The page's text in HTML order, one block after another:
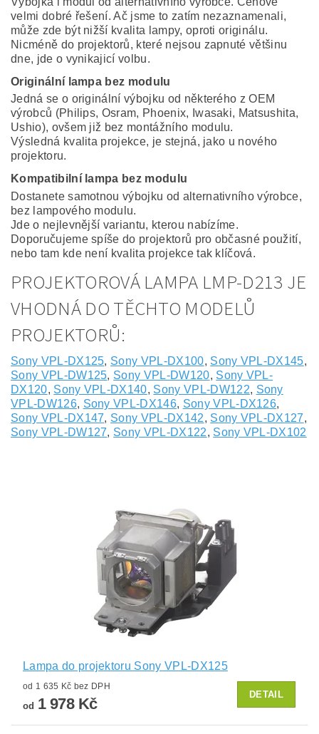
velmi dobré řešení. Ač jsme to zatím nezaznamenali,
může zde být nižší kvalita lampy, oproti originálu.
Nicméně do projektorů, které nejsou zapnuté většinu
dne, jde o vynikajicí volbu.
Originální lampa bez modulu
Jedná se o originální výbojku od některého z OEM
výrobců (Philips, Osram, Phoenix, Iwasaki, Matsushita,
Ushio), ovšem již bez montážního modulu.
Výsledná kvalita projekce, je stejná, jako u nového
projektoru.
Kompatibilní lampa bez modulu
Dostanete samotnou výbojku od alternativního výrobce,
bez lampového modulu.
Jde o nejlevnější variantu, kterou nabízíme.
Doporučujeme spíše do projektorů pro občasné použití,
nebo tam kde není kvalita projekce tak klíčová.
PROJEKTOROVÁ LAMPA LMP-D213 JE
VHODNÁ DO TĚCHTO MODELŮ
PROJEKTORŮ:
Sony VPL-DX125, Sony VPL-DX100, Sony VPL-DX145,
Sony VPL-DW125, Sony VPL-DW120, Sony VPL-
DX120, Sony VPL-DX140, Sony VPL-DW122, Sony
VPL-DW126, Sony VPL-DX146, Sony VPL-DX126,
Sony VPL-DX147, Sony VPL-DX142, Sony VPL-DX127,
Sony VPL-DW127, Sony VPL-DX122, Sony VPL-DX102
Lampa do projektoru Sony VPL-DX125
od 1 635 Kč bez DPH
od 1 978 Kč
DETAIL